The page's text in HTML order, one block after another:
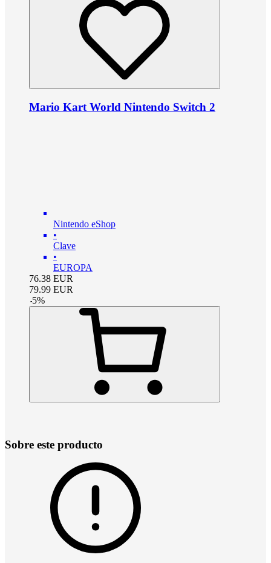
Mario Kart World Nintendo Switch 2
Nintendo eShop
•
Clave
•
EUROPA
76.38 EUR
79.99 EUR
-5%
Sobre este producto